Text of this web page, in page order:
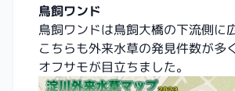
鳥飼ワンド
鳥飼ワンドは鳥飼大橋の下流側に
こちらも外来水草の発見件数が多
オフサモが目立ちました。